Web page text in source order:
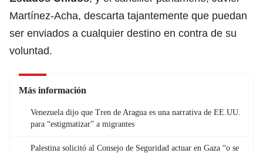
Martínez-Acha, descarta tajantemente que puedan
ser enviados a cualquier destino en contra de su
voluntad.
Más información
Venezuela dijo que Tren de Aragua es una narrativa de EE.UU.
para “estigmatizar” a migrantes
Palestina solicitó al Consejo de Seguridad actuar en Gaza “o se